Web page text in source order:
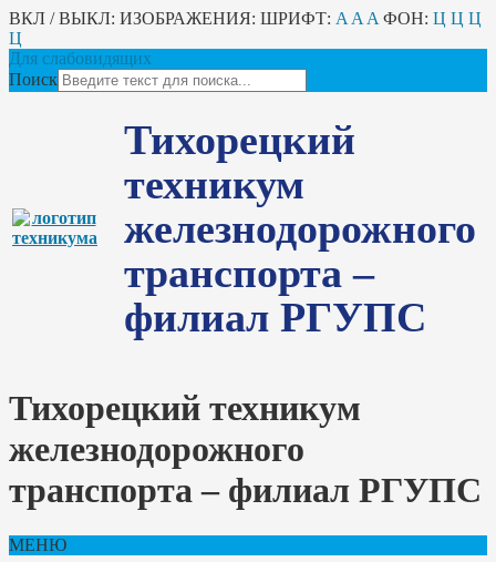
ВКЛ / ВЫКЛ: ИЗОБРАЖЕНИЯ: ШРИФТ: A A A ФОН: Ц Ц Ц
Ц
Для слабовидящих
Поиск
Тихорецкий
техникум
железнодорожного
транспорта –
филиал РГУПС
Тихорецкий техникум
железнодорожного
транспорта – филиал РГУПС
МЕНЮ